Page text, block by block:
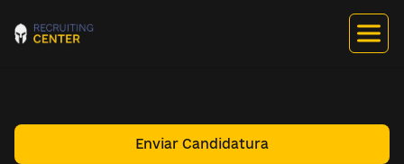
Enviar Candidatura